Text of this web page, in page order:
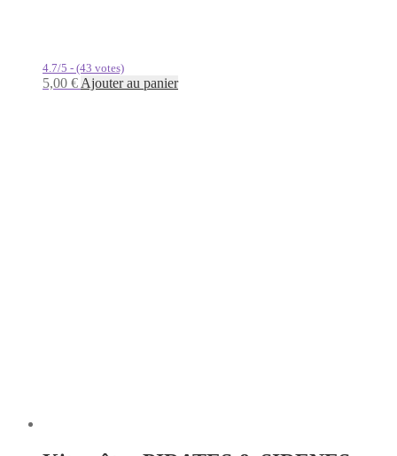
4.7/5 - (43 votes)
5,00 €Ajouter au panier